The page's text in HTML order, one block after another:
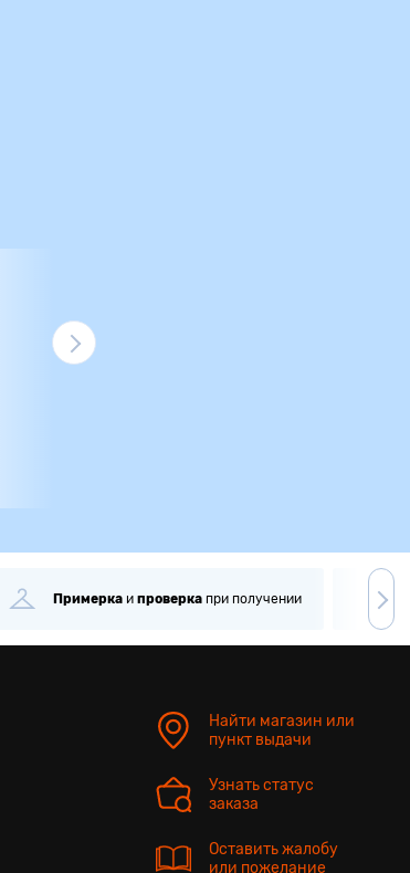
Примерка и проверка при получении
Найти магазин или
пункт выдачи
Узнать статус
заказа
Оставить жалобу
или пожелание